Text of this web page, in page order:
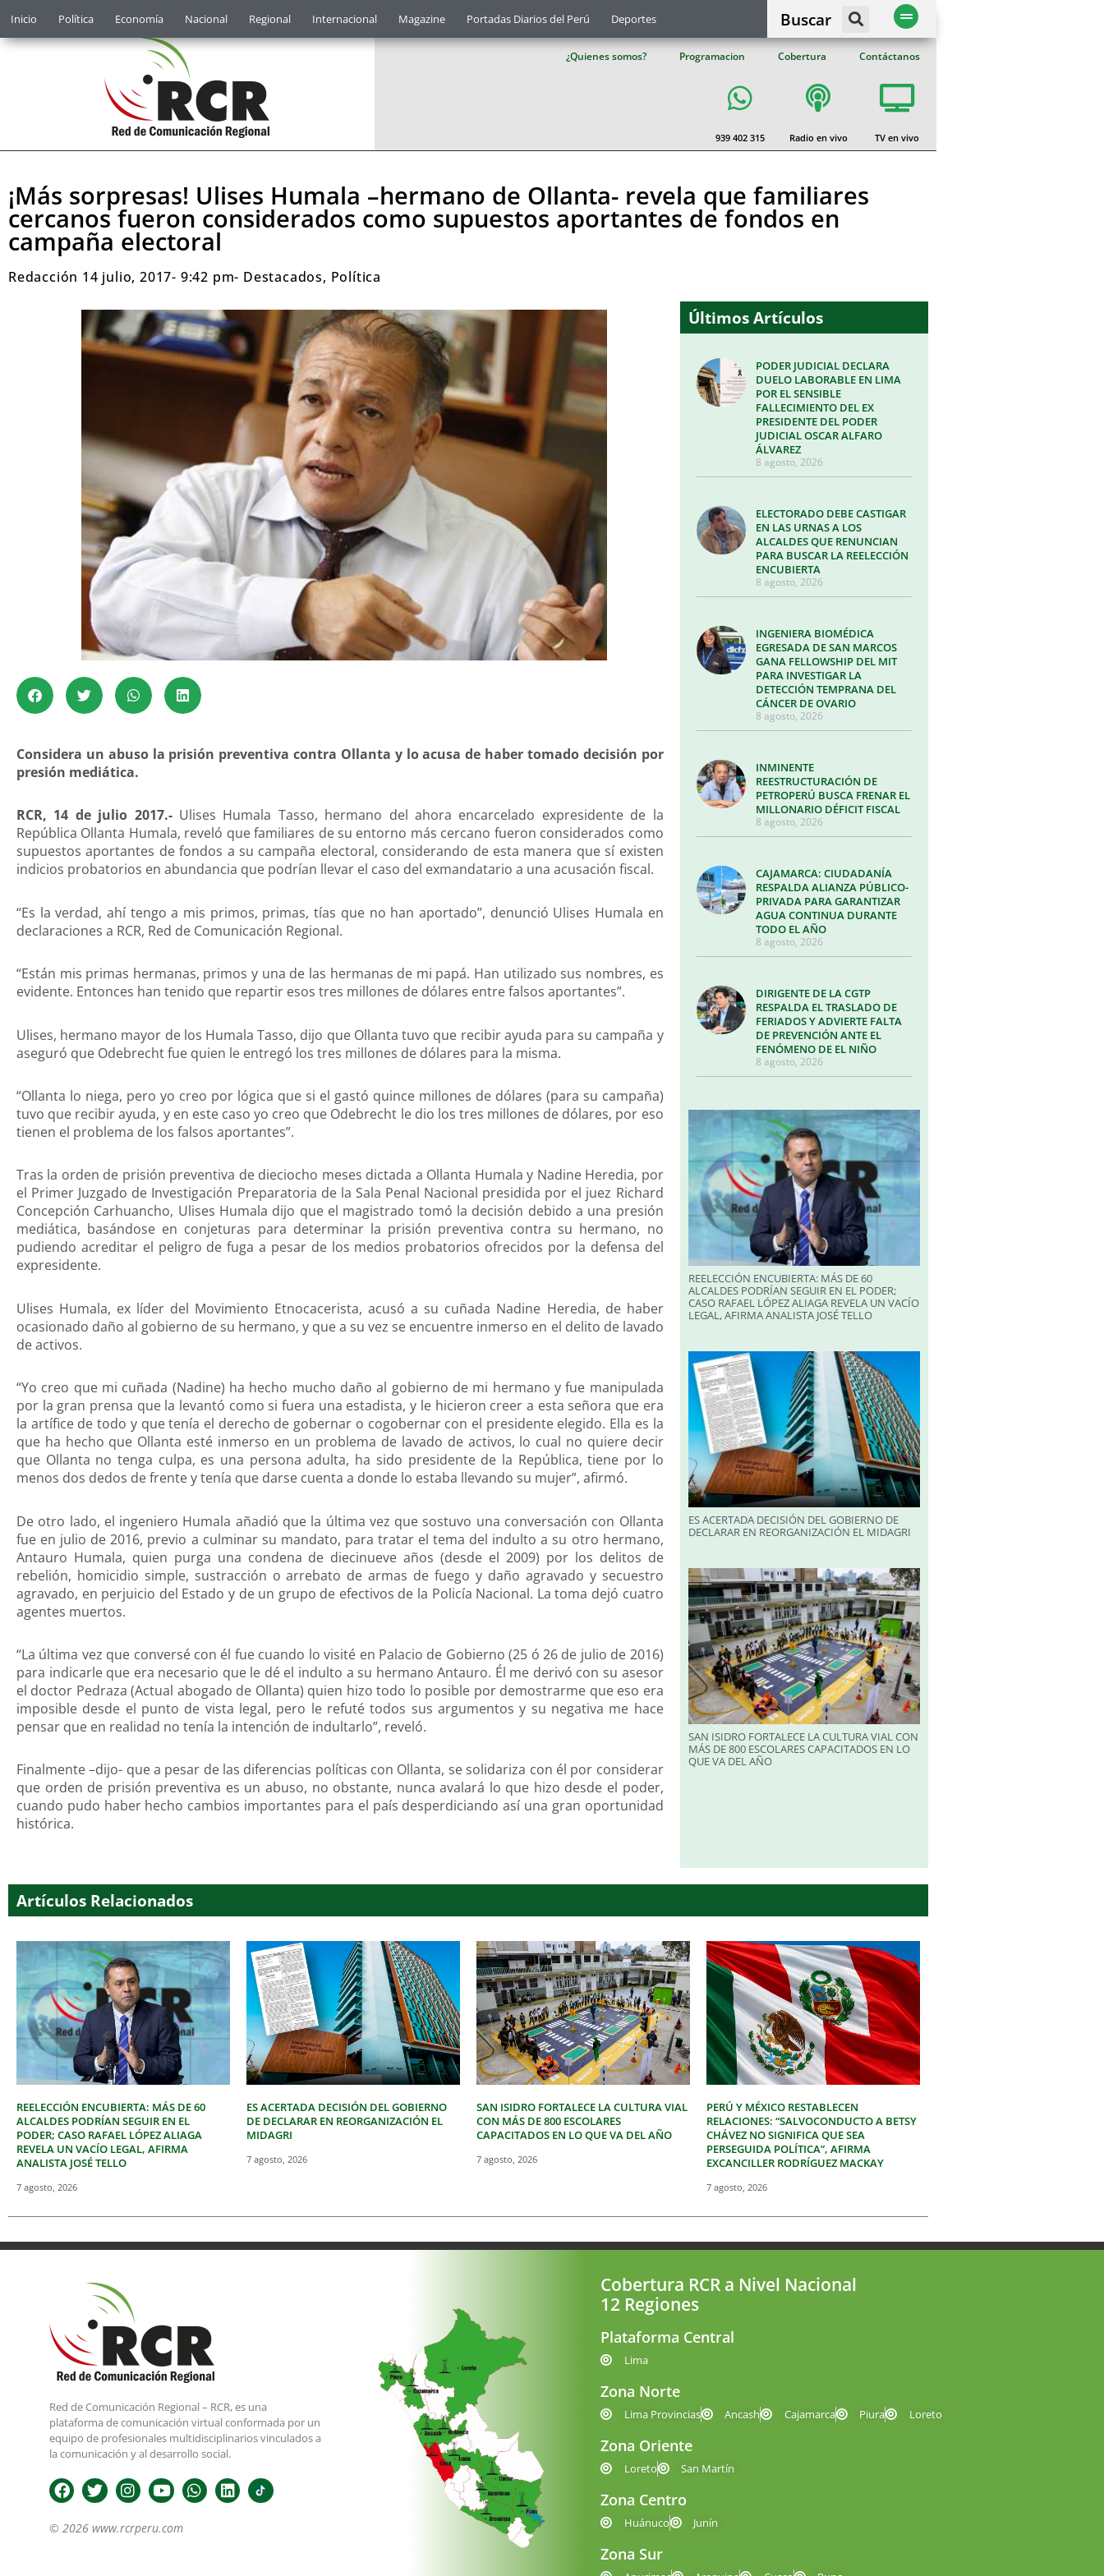
Inicio Política Economía Nacional Regional Internacional Magazine Portadas Diarios del Perú Deportes Buscar
¿Quienes somos? Programacion Cobertura Contáctanos
939 402 315 Radio en vivo TV en vivo
¡Más sorpresas! Ulises Humala –hermano de Ollanta- revela que familiares
cercanos fueron considerados como supuestos aportantes de fondos en
campaña electoral
Redacción 14 julio, 2017- 9:42 pm- Destacados, Política
Considera un abuso la prisión preventiva contra Ollanta y lo acusa de haber tomado decisión por
presión mediática.
RCR, 14 de julio 2017.-Ulises Humala Tasso, hermano del ahora encarcelado expresidente de la
República Ollanta Humala, reveló que familiares de su entorno más cercano fueron considerados como
supuestos aportantes de fondos a su campaña electoral, considerando de esta manera que sí existen
indicios probatorios en abundancia que podrían llevar el caso del exmandatario a una acusación fiscal.
“Es la verdad, ahí tengo a mis primos, primas, tías que no han aportado”, denunció Ulises Humala en
declaraciones a RCR, Red de Comunicación Regional.
“Están mis primas hermanas, primos y una de las hermanas de mi papá. Han utilizado sus nombres, es
evidente. Entonces han tenido que repartir esos tres millones de dólares entre falsos aportantes”.
Ulises, hermano mayor de los Humala Tasso, dijo que Ollanta tuvo que recibir ayuda para su campaña y
aseguró que Odebrecht fue quien le entregó los tres millones de dólares para la misma.
“Ollanta lo niega, pero yo creo por lógica que si el gastó quince millones de dólares (para su campaña)
tuvo que recibir ayuda, y en este caso yo creo que Odebrecht le dio los tres millones de dólares, por eso
tienen el problema de los falsos aportantes”.
Tras la orden de prisión preventiva de dieciocho meses dictada a Ollanta Humala y Nadine Heredia, por
el Primer Juzgado de Investigación Preparatoria de la Sala Penal Nacional presidida por el juez Richard
Concepción Carhuancho, Ulises Humala dijo que el magistrado tomó la decisión debido a una presión
mediática, basándose en conjeturas para determinar la prisión preventiva contra su hermano, no
pudiendo acreditar el peligro de fuga a pesar de los medios probatorios ofrecidos por la defensa del
expresidente.
Ulises Humala, ex líder del Movimiento Etnocacerista, acusó a su cuñada Nadine Heredia, de haber
ocasionado daño al gobierno de su hermano, y que a su vez se encuentre inmerso en el delito de lavado
de activos.
“Yo creo que mi cuñada (Nadine) ha hecho mucho daño al gobierno de mi hermano y fue manipulada
por la gran prensa que la levantó como si fuera una estadista, y le hicieron creer a esta señora que era
la artífice de todo y que tenía el derecho de gobernar o cogobernar con el presidente elegido. Ella es la
que ha hecho que Ollanta esté inmerso en un problema de lavado de activos, lo cual no quiere decir
que Ollanta no tenga culpa, es una persona adulta, ha sido presidente de la República, tiene por lo
menos dos dedos de frente y tenía que darse cuenta a donde lo estaba llevando su mujer”, afirmó.
De otro lado, el ingeniero Humala añadió que la última vez que sostuvo una conversación con Ollanta
fue en julio de 2016, previo a culminar su mandato, para tratar el tema del indulto a su otro hermano,
Antauro Humala, quien purga una condena de diecinueve años (desde el 2009) por los delitos de
rebelión, homicidio simple, sustracción o arrebato de armas de fuego y daño agravado y secuestro
agravado, en perjuicio del Estado y de un grupo de efectivos de la Policía Nacional. La toma dejó cuatro
agentes muertos.
“La última vez que conversé con él fue cuando lo visité en Palacio de Gobierno (25 ó 26 de julio de 2016)
para indicarle que era necesario que le dé el indulto a su hermano Antauro. Él me derivó con su asesor
el doctor Pedraza (Actual abogado de Ollanta) quien hizo todo lo posible por demostrarme que eso era
imposible desde el punto de vista legal, pero le refuté todos sus argumentos y su negativa me hace
pensar que en realidad no tenía la intención de indultarlo”, reveló.
Finalmente –dijo- que a pesar de las diferencias políticas con Ollanta, se solidariza con él por considerar
que orden de prisión preventiva es un abuso, no obstante, nunca avalará lo que hizo desde el poder,
cuando pudo haber hecho cambios importantes para el país desperdiciando así una gran oportunidad
histórica.
Últimos Artículos
PODER JUDICIAL DECLARA
DUELO LABORABLE EN LIMA
POR EL SENSIBLE
FALLECIMIENTO DEL EX
PRESIDENTE DEL PODER
JUDICIAL OSCAR ALFARO
ÁLVAREZ
8 agosto, 2026
ELECTORADO DEBE CASTIGAR
EN LAS URNAS A LOS
ALCALDES QUE RENUNCIAN
PARA BUSCAR LA REELECCIÓN
ENCUBIERTA
8 agosto, 2026
INGENIERA BIOMÉDICA
EGRESADA DE SAN MARCOS
GANA FELLOWSHIP DEL MIT
PARA INVESTIGAR LA
DETECCIÓN TEMPRANA DEL
CÁNCER DE OVARIO
8 agosto, 2026
INMINENTE
REESTRUCTURACIÓN DE
PETROPERÚ BUSCA FRENAR EL
MILLONARIO DÉFICIT FISCAL
8 agosto, 2026
CAJAMARCA: CIUDADANÍA
RESPALDA ALIANZA PÚBLICO-
PRIVADA PARA GARANTIZAR
AGUA CONTINUA DURANTE
TODO EL AÑO
8 agosto, 2026
DIRIGENTE DE LA CGTP
RESPALDA EL TRASLADO DE
FERIADOS Y ADVIERTE FALTA
DE PREVENCIÓN ANTE EL
FENÓMENO DE EL NIÑO
8 agosto, 2026
REELECCIÓN ENCUBIERTA: MÁS DE 60
ALCALDES PODRÍAN SEGUIR EN EL PODER;
CASO RAFAEL LÓPEZ ALIAGA REVELA UN VACÍO
LEGAL, AFIRMA ANALISTA JOSÉ TELLO
ES ACERTADA DECISIÓN DEL GOBIERNO DE
DECLARAR EN REORGANIZACIÓN EL MIDAGRI
SAN ISIDRO FORTALECE LA CULTURA VIAL CON
MÁS DE 800 ESCOLARES CAPACITADOS EN LO
QUE VA DEL AÑO
Artículos Relacionados
REELECCIÓN ENCUBIERTA: MÁS DE 60
ALCALDES PODRÍAN SEGUIR EN EL
PODER; CASO RAFAEL LÓPEZ ALIAGA
REVELA UN VACÍO LEGAL, AFIRMA
ANALISTA JOSÉ TELLO
7 agosto, 2026
ES ACERTADA DECISIÓN DEL GOBIERNO
DE DECLARAR EN REORGANIZACIÓN EL
MIDAGRI
7 agosto, 2026
SAN ISIDRO FORTALECE LA CULTURA VIAL
CON MÁS DE 800 ESCOLARES
CAPACITADOS EN LO QUE VA DEL AÑO
7 agosto, 2026
PERÚ Y MÉXICO RESTABLECEN
RELACIONES: “SALVOCONDUCTO A BETSY
CHÁVEZ NO SIGNIFICA QUE SEA
PERSEGUIDA POLÍTICA”, AFIRMA
EXCANCILLER RODRÍGUEZ MACKAY
7 agosto, 2026
Red de Comunicación Regional – RCR, es una
plataforma de comunicación virtual conformada por un
equipo de profesionales multidisciplinarios vinculados a
la comunicación y al desarrollo social.
© 2026 www.rcrperu.com
Cobertura RCR a Nivel Nacional
12 Regiones
Plataforma Central
Lima
Zona Norte
Lima Provincias Ancash Cajamarca Piura Loreto
Zona Oriente
Loreto San Martín
Zona Centro
Huánuco Junín
Zona Sur